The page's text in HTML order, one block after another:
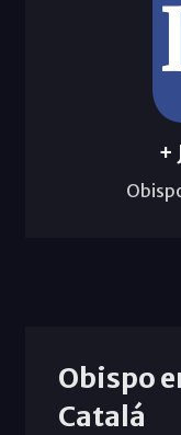
+
Obispo
Catalá